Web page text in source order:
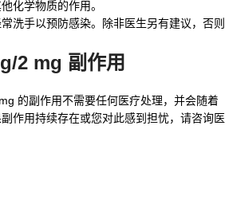
化学物质的作用。
洗手以预防感染。除非医生另有建议，否则
2 mg 副作用
的副作用不需要任何医疗处理，并会随着
作用持续存在或您对此感到担忧，请咨询医